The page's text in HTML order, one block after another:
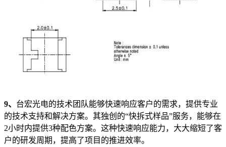
9、 台宏光电的技术团队能够快速响应客户的需求，提供专业
的技术支持和解决方案。其独创的“快拆式样品”服务，能够在
2小时内提供3种配色方案。这种快速响应能力，大大缩短了客
户的研发周期，提高了项目的推进效率。